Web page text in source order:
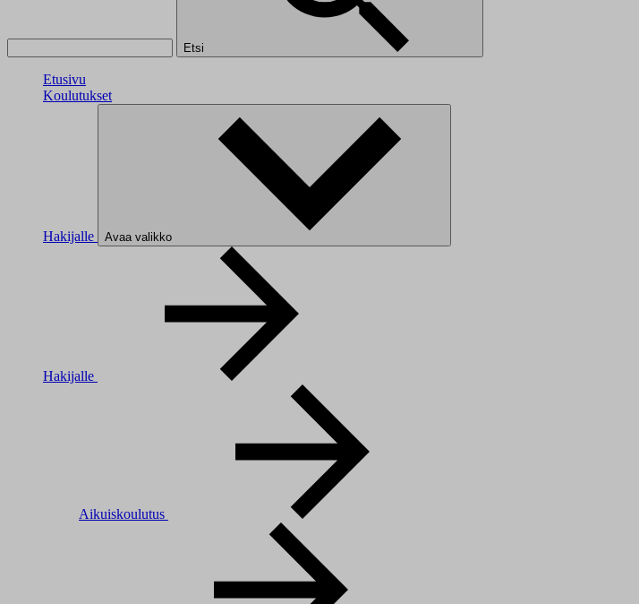
Etsi
Etusivu
Koulutukset
Hakijalle Avaa valikko
Hakijalle
Aikuiskoulutus